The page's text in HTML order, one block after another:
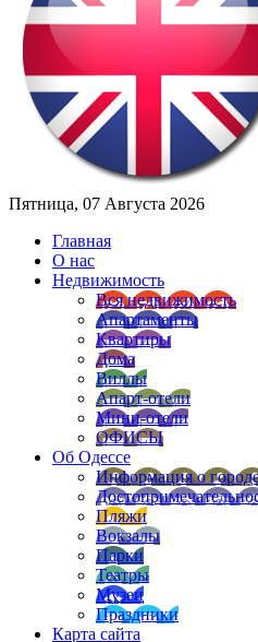
Пятница, 07 Августа 2026
Главная
О нас
Недвижимость
Вся недвижимость
Апартаменты
Квартиры
Дома
Виллы
Апарт-отели
Мини-отели
ОФИСЫ
Об Одессе
Информация о
Пляжи
Вокзалы
Парки
Театры
Музеи
Праздники
Карта сайта